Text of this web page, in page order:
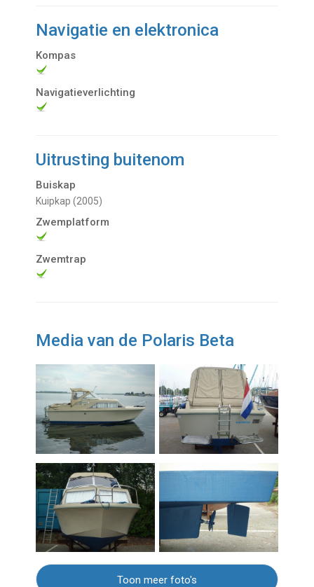
Navigatie en elektronica
Kompas
Navigatieverlichting
Uitrusting buitenom
Buiskap
Kuipkap (2005)
Zwemplatform
Zwemtrap
Media van de Polaris Beta
Toon meer foto's